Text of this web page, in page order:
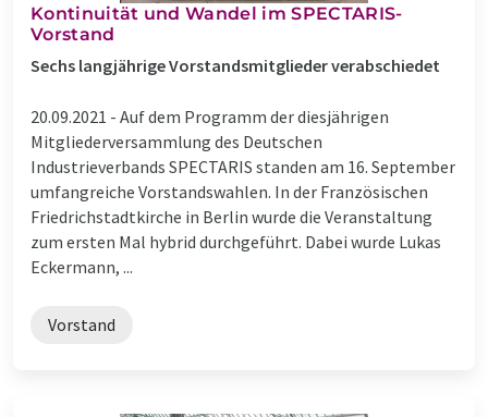
Kontinuität und Wandel im SPECTARIS-
Vorstand
Sechs langjährige Vorstandsmitglieder verabschiedet
20.09.2021 - Auf dem Programm der diesjährigen
Mitgliederversammlung des Deutschen
Industrieverbands SPECTARIS standen am 16. September
umfangreiche Vorstandswahlen. In der Französischen
Friedrichstadtkirche in Berlin wurde die Veranstaltung
zum ersten Mal hybrid durchgeführt. Dabei wurde Lukas
Eckermann, ...
Vorstand